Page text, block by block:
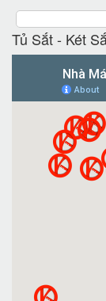
Tủ Sắt - Két